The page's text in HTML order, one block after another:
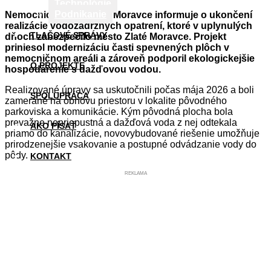
TLAČOVÉ SPRÁVY
O PROJEKTE
SPOLUPRÁCA
AKO PÍSAŤ
KONTAKT
Nemocnica AGEL Zlaté Moravce informuje o ukončení
realizácie vodozádržných opatrení, ktoré v uplynulých
dňoch zabezpečilo mesto Zlaté Moravce. Projekt
priniesol modernizáciu časti spevnených plôch v
nemocničnom areáli a zároveň podporil ekologickejšie
hospodárenie s dažďovou vodou.
Realizované úpravy sa uskutočnili počas mája 2026 a boli
zamerané na obnovu priestoru v lokalite pôvodného
parkoviska a komunikácie. Kým pôvodná plocha bola
prevažne nepriepustná a dažďová voda z nej odtekala
priamo do kanalizácie, novovybudované riešenie umožňuje
prirodzenejšie vsakovanie a postupné odvádzanie vody do
pôdy.
REKLAMA